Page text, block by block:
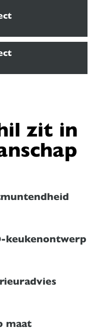
zit in
keukenontwerp
maat